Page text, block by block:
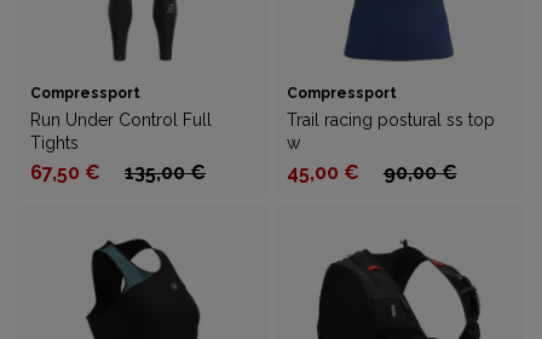
Compressport
Run Under Control Full
Tights
67,50 € 135,00 €
Compressport
Trail racing postural ss top
w
45,00 € 90,00 €